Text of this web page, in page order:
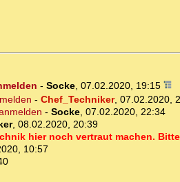
- Socke, 07.02.2020, 19:15
- Chef_Techniker, 07.02.2020,
- Socke, 07.02.2020, 22:34
, 08.02.2020, 20:39
hier noch vertraut machen.
10:57